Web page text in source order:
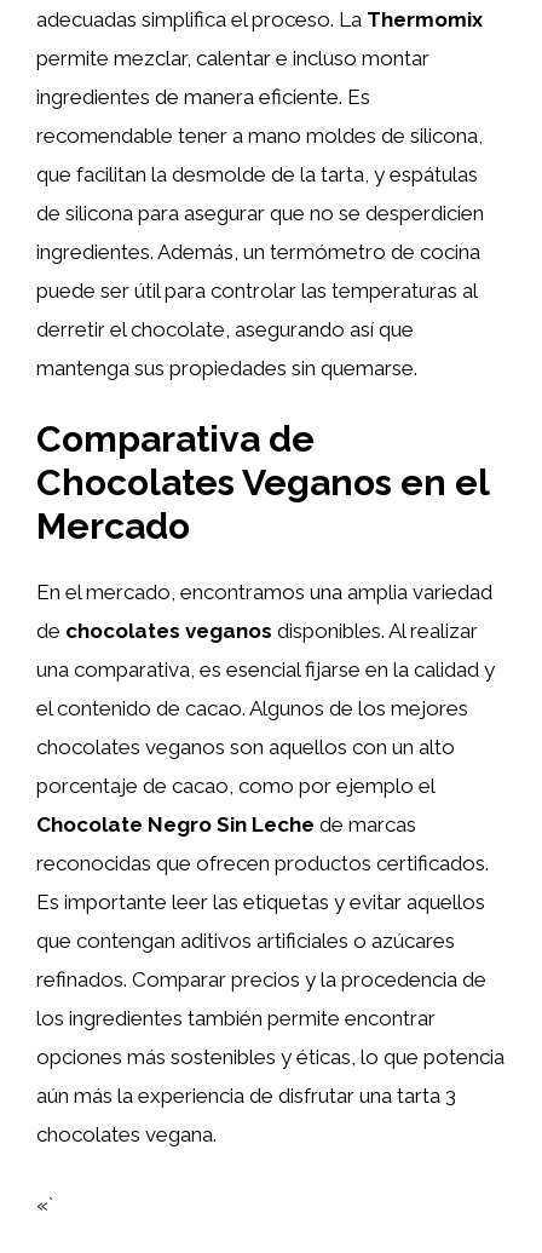
adecuadas simplifica el proceso. La Thermomix
permite mezclar, calentar e incluso montar
ingredientes de manera eficiente. Es
recomendable tener a mano moldes de silicona,
que facilitan la desmolde de la tarta, y espátulas
de silicona para asegurar que no se desperdicien
ingredientes. Además, un termómetro de cocina
puede ser útil para controlar las temperaturas al
derretir el chocolate, asegurando así que
mantenga sus propiedades sin quemarse.
Comparativa de
Chocolates Veganos en el
Mercado
En el mercado, encontramos una amplia variedad
de chocolates veganos disponibles. Al realizar
una comparativa, es esencial fijarse en la calidad y
el contenido de cacao. Algunos de los mejores
chocolates veganos son aquellos con un alto
porcentaje de cacao, como por ejemplo el
Chocolate Negro Sin Leche de marcas
reconocidas que ofrecen productos certificados.
Es importante leer las etiquetas y evitar aquellos
que contengan aditivos artificiales o azúcares
refinados. Comparar precios y la procedencia de
los ingredientes también permite encontrar
opciones más sostenibles y éticas, lo que potencia
aún más la experiencia de disfrutar una tarta 3
chocolates vegana.
«`